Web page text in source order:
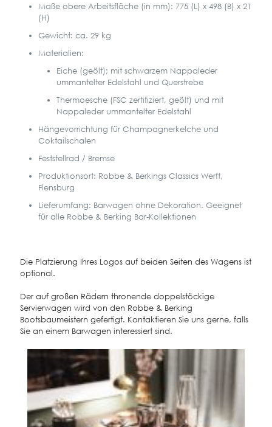
Maße obere Arbeitsfläche (in mm): 775 (L) x 498 (B) x 21
(H)
Gewicht: ca. 29 kg
Materialien:
Eiche (geölt); mit schwarzem Nappaleder
ummantelter Edelstahl und Querstrebe
Thermoesche (FSC zertifiziert, geölt) und mit
Nappaleder ummantelter Edelstahl
Hängevorrichtung für Champagnerkelche und
Coktailschalen
Feststellrad / Bremse
Produktionsort: Robbe & Berkings Classics Werft,
Flensburg
Lieferumfang: Barwagen ohne Dekoration. Geeignet
für alle Robbe & Berking Bar-Kollektionen
Die Platzierung Ihres Logos auf beiden Seiten des Wagens ist
optional.
Der auf großen Rädern thronende doppelstöckige
Servierwagen wird von den Robbe & Berking
Bootsbaumeistern gefertigt. Kontaktieren Sie uns gerne, falls
Sie an einem Barwagen interessiert sind.